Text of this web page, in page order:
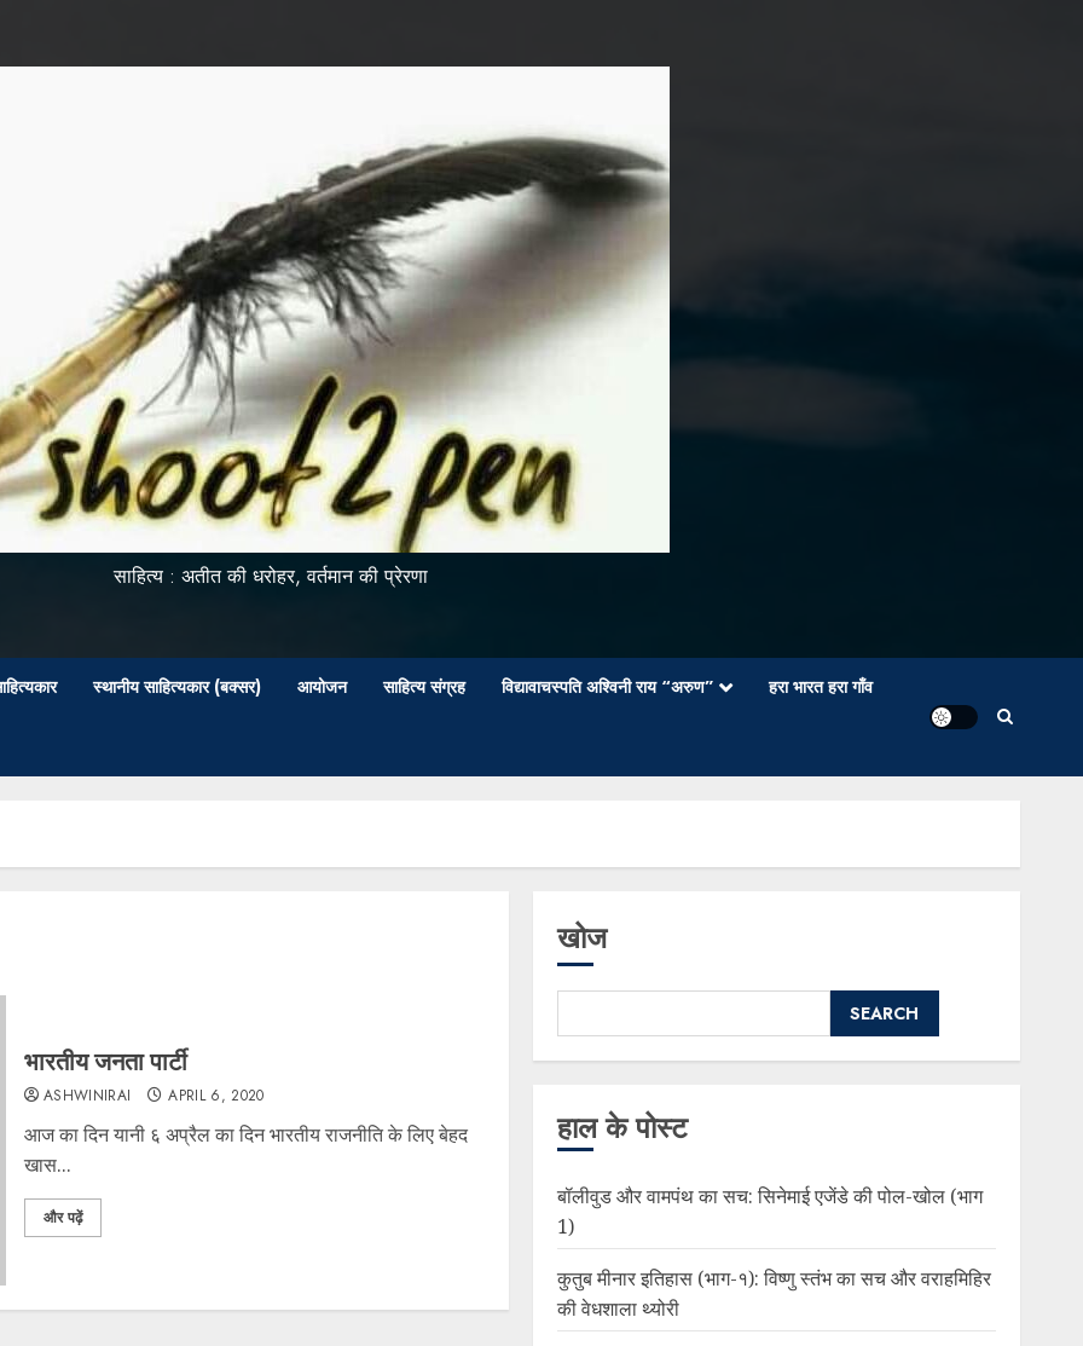
साहित्य : अतीत की धरोहर, वर्तमान की प्रेरणा
स्थानीय साहित्यकार (बक्सर) आयोजन साहित्य संग्रह विद्यावाचस्पति अश्विनी राय “अरुण” हरा भारत हरा गाँव
भारतीय जनता पार्टी
ASHWINIRAI APRIL 6, 2020
आज का दिन यानी ६ अप्रैल का दिन भारतीय राजनीति के लिए बेहद
खास...
और पढ़ें
खोज
SEARCH
हाल के पोस्ट
बॉलीवुड और वामपंथ का सच: सिनेमाई एजेंडे की पोल-खोल (भाग
1)
कुतुब मीनार इतिहास (भाग-१): विष्णु स्तंभ का सच और वराहमिहिर
की वेधशाला थ्योरी